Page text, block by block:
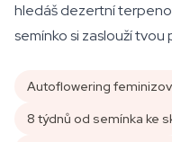
hledáš dezertní
semínko si zaslouží tvou
Autoflowering
8 týdnů od semínka ke